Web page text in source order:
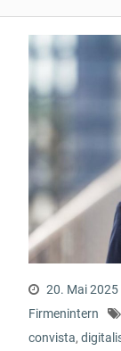
20. Mai 2025
Firmenintern
convista,